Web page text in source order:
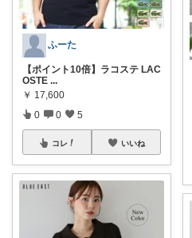
ふーた
【ポイント10倍】ラコステ LAC
OSTE ...
￥ 17,600
0 0 5
コレ いいね